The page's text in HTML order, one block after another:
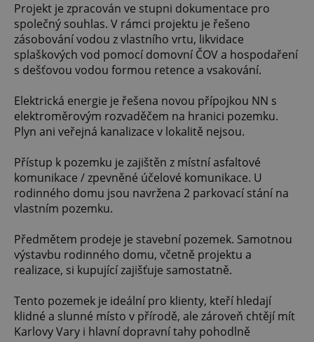
Projekt je zpracován ve stupni dokumentace pro
společný souhlas. V rámci projektu je řešeno
zásobování vodou z vlastního vrtu, likvidace
splaškových vod pomocí domovní ČOV a hospodaření
s dešťovou vodou formou retence a vsakování.
Elektrická energie je řešena novou přípojkou NN s
elektroměrovým rozvaděčem na hranici pozemku.
Plyn ani veřejná kanalizace v lokalitě nejsou.
Přístup k pozemku je zajištěn z místní asfaltové
komunikace / zpevněné účelové komunikace. U
rodinného domu jsou navržena 2 parkovací stání na
vlastním pozemku.
Předmětem prodeje je stavební pozemek. Samotnou
výstavbu rodinného domu, včetně projektu a
realizace, si kupující zajišťuje samostatně.
Tento pozemek je ideální pro klienty, kteří hledají
klidné a slunné místo v přírodě, ale zároveň chtějí mít
Karlovy Vary i hlavní dopravní tahy pohodlně